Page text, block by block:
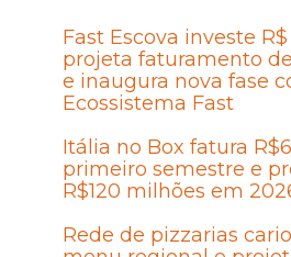
Fast Escova investe R$
projeta faturamento
e inaugura nova fase
Ecossistema Fast
Itália no Box fatura
primeiro semestre e
R$120 milhões em
Rede de pizzarias